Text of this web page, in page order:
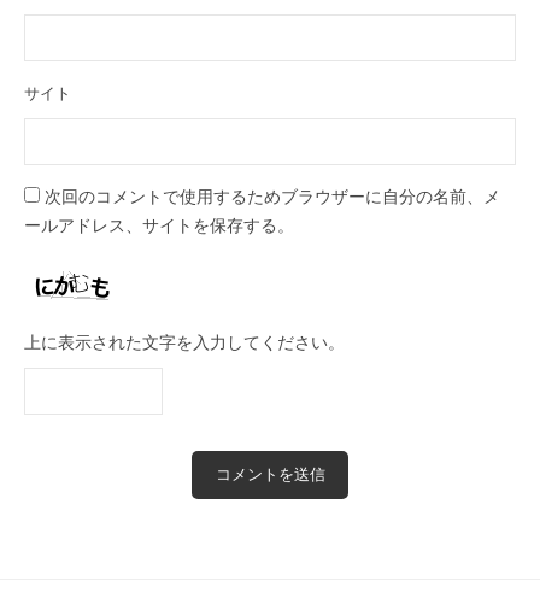
サイト
次回のコメントで使用するためブラウザーに自分の名前、メ
ールアドレス、サイトを保存する。
上に表示された文字を入力してください。